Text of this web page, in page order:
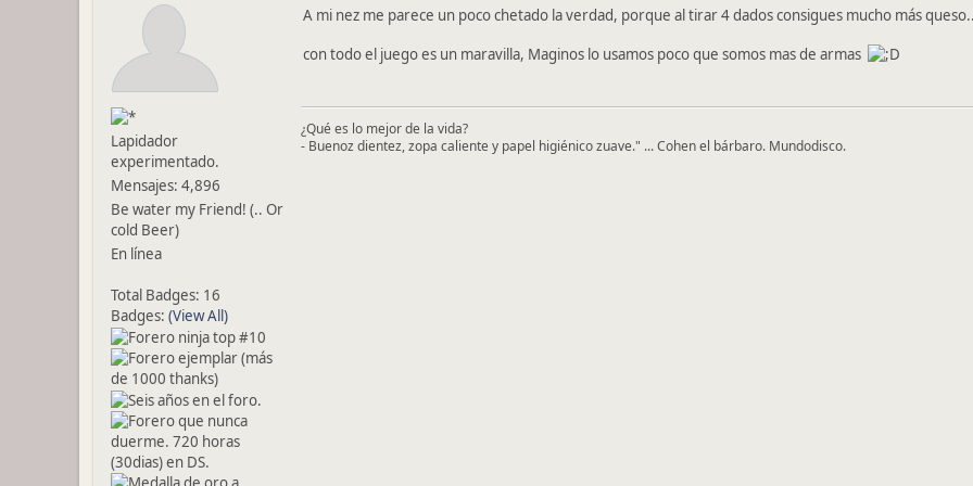
Lapidador
experimentado.
Mensajes: 4,896
Be water my Friend! (.. Or
cold Beer)
En línea
Total Badges: 16
Badges: (View All)
A mi nez me parece un poco chetado la verdad, porque al tirar 4 dados consigues mucho más
con todo el juego es un maravilla, Maginos lo usamos poco que somos mas de armas
¿Qué es lo mejor de la vida?
- Buenoz dientez, zopa caliente y papel higiénico zuave." ... Cohen el bárbaro. Mundodisco.